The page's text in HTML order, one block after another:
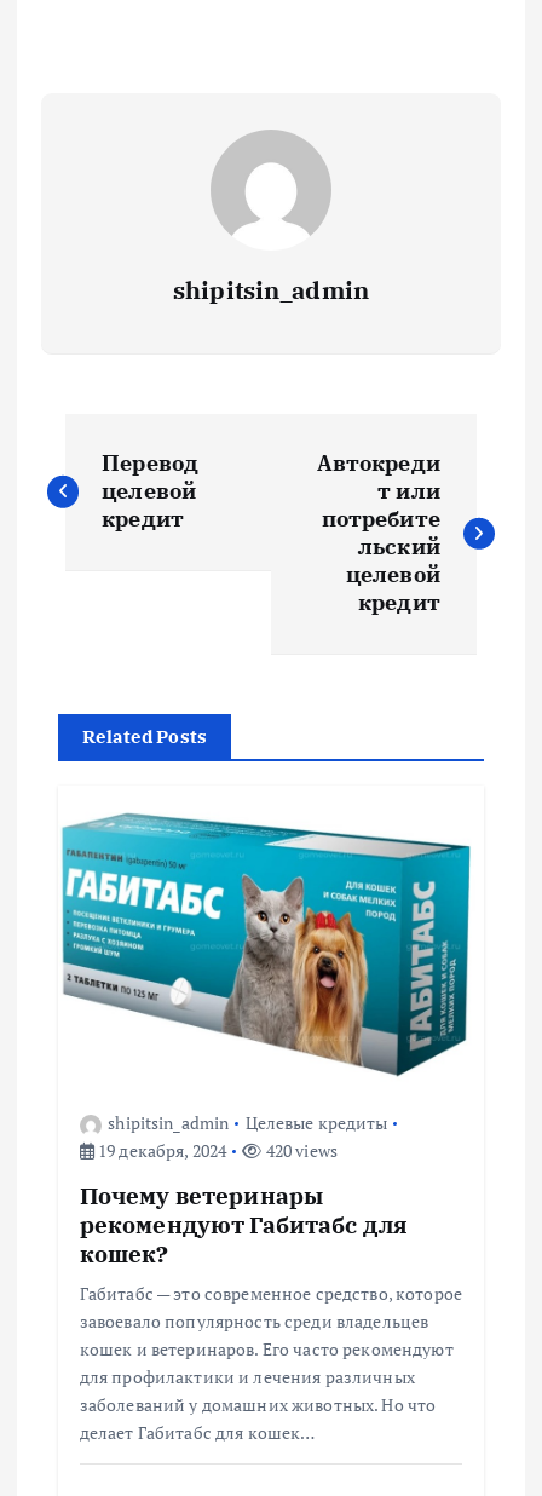
shipitsin_admin
а
и
я
п
Перевод
целевой
кредит
Автокреди
т или
потребите
льский
целевой
кредит
Related Posts
shipitsin_admin
Целевые кредиты
19 декабря, 2024
420 views
Почему ветеринары
рекомендуют Габитабс для
кошек?
Габитабс — это современное средство, которое
завоевало популярность среди владельцев
кошек и ветеринаров. Его часто рекомендуют
для профилактики и лечения различных
заболеваний у домашних животных. Но что
делает Габитабс для кошек…